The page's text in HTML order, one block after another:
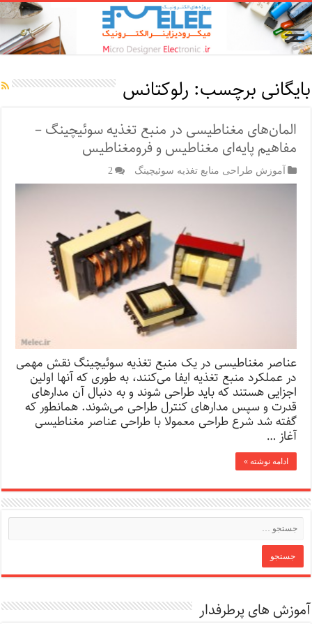
بایگانی برچسب: رلوکتانس
المان‌های مغناطیسی در منبع تغذیه سوئیچینگ –
مفاهیم پایه‌ای مغناطیس و فرومغناطیس
آموزش طراحی منابع تغذیه سوئیچینگ 2
عناصر مغناطیسی در یک منبع تغذیه سوئیچینگ نقش مهمی
در عملکرد منبع تغذیه ایفا می‌کنند، به طوری که آنها اولین
اجزایی هستند که باید طراحی شوند و به دنبال آن مدارهای
قدرت و سپس مدارهای کنترل طراحی می‌شوند. همانطور که
گفته شد شرع طراحی معمولا با طراحی عناصر مغناطیسی
آغاز …
ادامه نوشته »
آموزش های پرطرفدار